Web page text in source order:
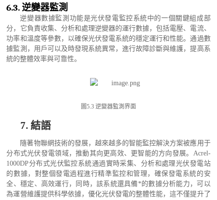
6.3. 逆變器監測
逆變器數據監測功能是光伏發電監控系統中的一個關鍵組成部
分，它負責收集、分析和處理逆變器的運行數據，包括電壓、電流、
功率和溫度等參數，以確保光伏發電系統的穩定運行和性能。通過數
據監測，用戶可以及時發現系統異常，進行故障診斷與維護，提高系
統的整體效率與可靠性。
圖5.3 逆變器監測界面
7.結語
隨著物聯網技術的發展，越來越多的智能監控解決方案被應用于
分布式光伏發電領域，推動其向更高效、更智能的方向發展。 Acrel-
1000DP 分布式光伏監控系統通過實時采集、分析和處理光伏發電站
的數據，對整個發電過程進行精準監控和管理，確保發電系統的安
全、穩定、高效運行，同時，該系統還具備*的數據分析能力，可以
為運營維護提供科學依據，優化光伏發電的整體性能，這不僅提升了